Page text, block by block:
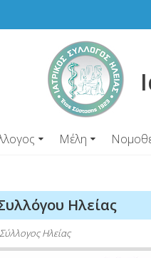
Μέλη
Ηλείας
Ηλείας